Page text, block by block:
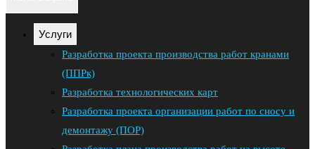
веб-
панель
Услуги
Разработка проекта производства работ кранами
(ППРк)
Разработка технологических карт
Разработка проекта организации работ по сносу и
демонтажу (ПОР)